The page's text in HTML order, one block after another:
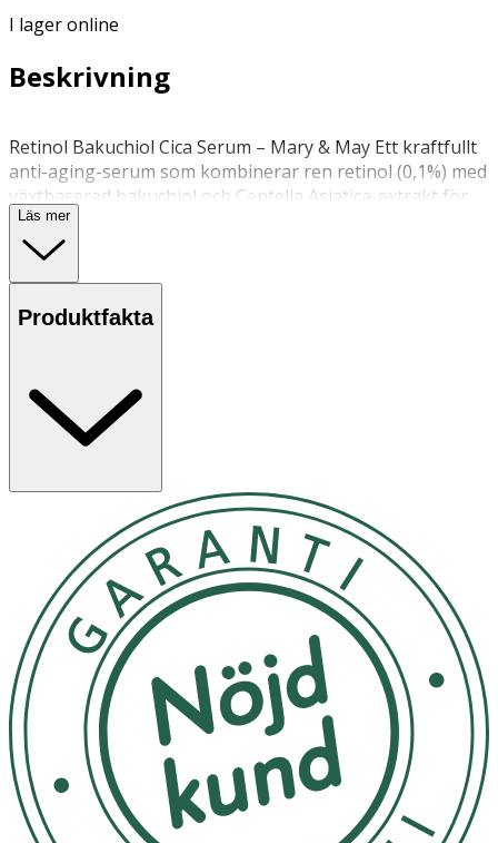
I lager online
Beskrivning
Retinol Bakuchiol Cica Serum – Mary & May Ett kraftfullt
anti-aging-serum som kombinerar ren retinol (0,1%) med
växtbaserad bakuchiol och Centella Asiatica-extrakt för
att förbättra hudens elasticitet, minska fina linjer och
porstorlek. Serumet innehåller Jeju Centella Asiatica-
lugnar och regenererar huden samtidigt som det stödjer
förbättring av porernas utseende. Det trippel
välmående hud med reducerade fina linjer.
Applicera några droppar serum på rengjord hud och
absorberats helt. Serumet kan användas dagligen på
kvällen eller enligt behov, och fungerar utmärkt som bas
innan fuktkräm. Undvik direkt kontakt med
ögonområdet.
Avbryt användning och kontakta läkare eller
hudspecialist vid onormala symtom som rodnad, svullnad
eller klåda, särskilt efter solexponering. Använd inte på
skadad hud. Undvik kontakt med ögonen. Vid kontakt
med ögonen, skölj omedelbart med vatten. Om du har
känslig hud eller allergi, testa produkten på ett litet
hudområde före användning. Förvars utom räckhåll för
barn och skyddat från direkt solljus.
OK för gravida och ammande:
Läs mer
Produktfakta